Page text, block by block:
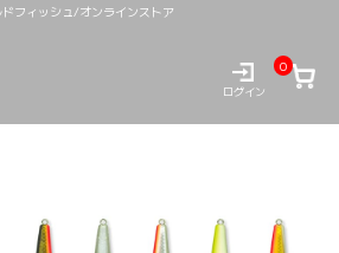
フィッシュ/オンラインストア
ログイン
0